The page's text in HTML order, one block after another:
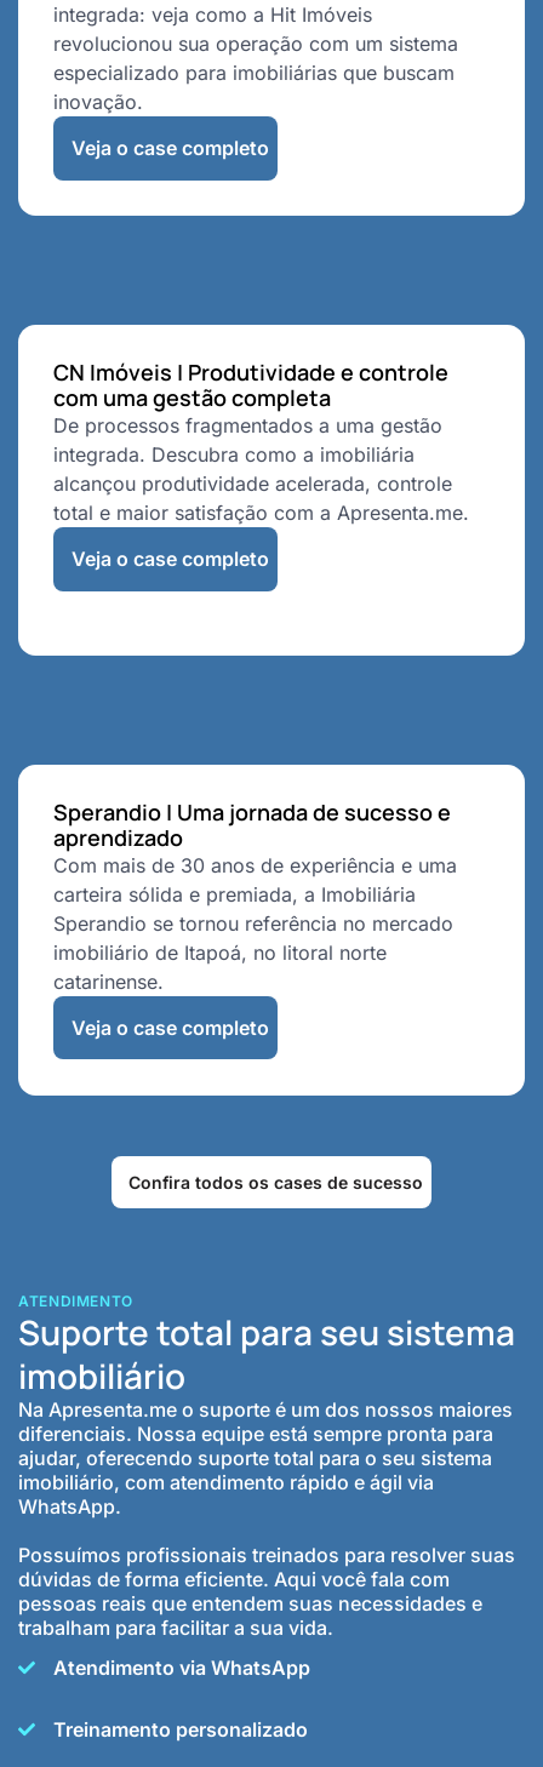
integrada: veja como a Hit Imóveis
revolucionou sua operação com um sistema
especializado para imobiliárias que buscam
inovação.
Veja o case completo
CN Imóveis | Produtividade e controle
com uma gestão completa
De processos fragmentados a uma gestão
integrada. Descubra como a imobiliária
alcançou produtividade acelerada, controle
total e maior satisfação com a Apresenta.me.
Veja o case completo
Sperandio | Uma jornada de sucesso e
aprendizado
Com mais de 30 anos de experiência e uma
carteira sólida e premiada, a Imobiliária
Sperandio se tornou referência no mercado
imobiliário de Itapoá, no litoral norte
catarinense.
Veja o case completo
Confira todos os cases de sucesso
ATENDIMENTO
Suporte total para seu sistema
imobiliário
Na Apresenta.me o suporte é um dos nossos maiores
diferenciais. Nossa equipe está sempre pronta para
ajudar, oferecendo suporte total para o seu sistema
imobiliário, com atendimento rápido e ágil via
WhatsApp.
Possuímos profissionais treinados para resolver suas
dúvidas de forma eficiente. Aqui você fala com
pessoas reais que entendem suas necessidades e
trabalham para facilitar a sua vida.
Atendimento via WhatsApp
Treinamento personalizado